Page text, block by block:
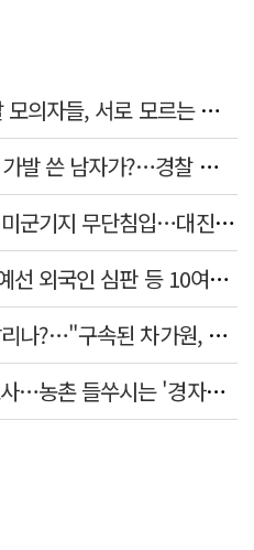
"정청래 죽이자" SNS 암살 모의자들, 서로 모르는 사이였다…檢송치
케리비안 베이 女탈의실에 가발 쓴 남자가?…경찰 추적 중
"호남반도체 방해 말라"며 미군기지 무단침입…대진연 회원 3명 '구속'
축구협회, 15년 전 월드컵 예선 외국인 심판 등 10여명에 '성 접대'
이승기, 전세금 105억원 날리나?…"구속된 차가원, 형사 범죄 영역"
정부 느닷없는 농지 전수조사…농촌 들쑤시는 '경자유전'의 칼날